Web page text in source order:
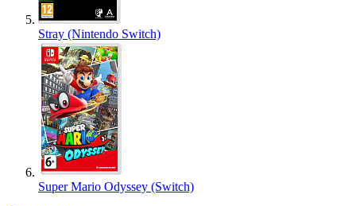
Stray (Nintendo Switch)
Super Mario Odyssey (Switch)